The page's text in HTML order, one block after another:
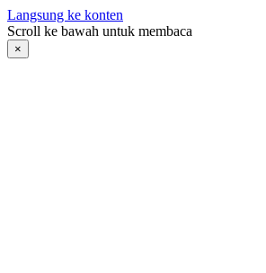
Langsung ke konten
Scroll ke bawah untuk membaca
×